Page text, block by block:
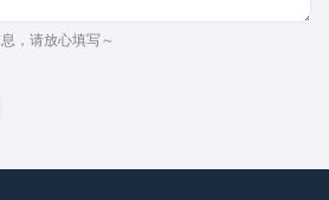
，请放心填写～